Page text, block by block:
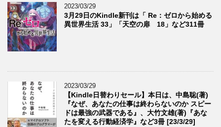
2023/03/29
3月29日のKindle新刊は「 Re：ゼロから始める
異世界生活 33」「天空の扉 18」など311冊
2023/03/29
【Kindle日替わりセール】本日は、中島聡(著)
『なぜ、あなたの仕事は終わらないのか スピー
ドは最強の武器である』、大竹文雄(著)『あな
たを変える行動経済学』など3冊 [23/3/29]